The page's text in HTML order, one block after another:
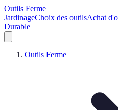
Outils Ferme
JardinageChoix des outilsAchat
Durable
Outils Ferme